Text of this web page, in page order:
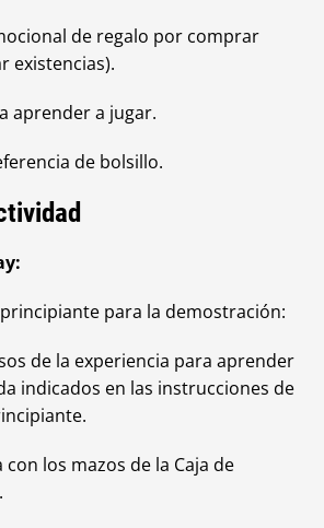
de regalo por comprar
existencias).
aprender a jugar.
de bolsillo.
principiante para la demostración:
de la experiencia para aprender
indicados en las instrucciones de
con los mazos de la Caja de